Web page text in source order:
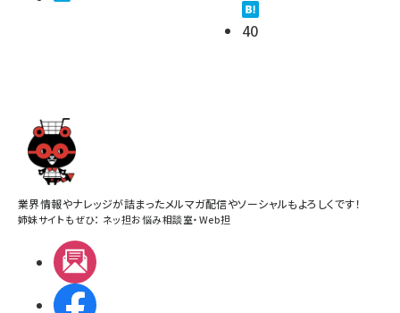
40
業界情報やナレッジが詰まったメルマガ配信やソーシャルもよろしくです！
姉妹サイトもぜひ： ネッ担お悩み相談室・Web担